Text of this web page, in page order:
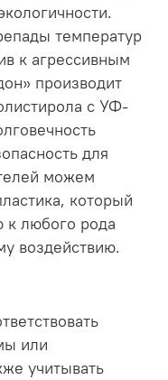
температур
к агрессивным
производит
с УФ-
для
можем
который
к любого рода
воздействию.
или
учитывать